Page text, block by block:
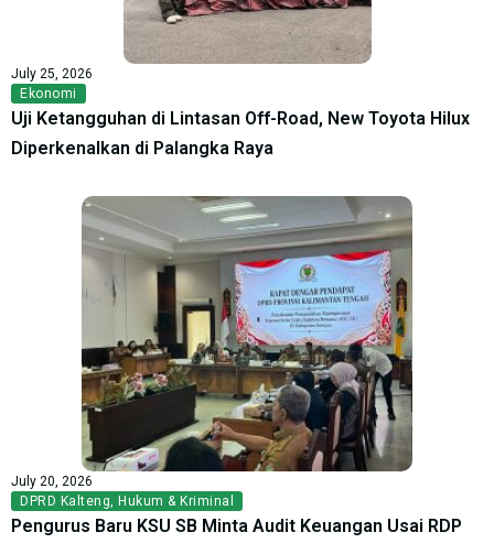
July 25, 2026
Ekonomi
Uji Ketangguhan di Lintasan Off-Road, New Toyota Hilux
Diperkenalkan di Palangka Raya
July 20, 2026
DPRD Kalteng, Hukum & Kriminal
Pengurus Baru KSU SB Minta Audit Keuangan Usai RDP